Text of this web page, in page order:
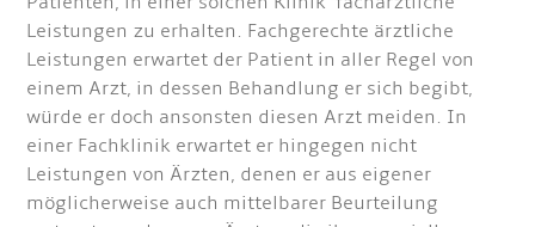
Leistungen zu erhalten. Fachgerechte ärztliche
Leistungen erwartet der Patient in aller Regel von
einem Arzt, in dessen Behandlung er sich begibt,
würde er doch ansonsten diesen Arzt meiden. In
einer Fachklinik erwartet er hingegen nicht
Leistungen von Ärzten, denen er aus eigener
möglicherweise auch mittelbarer Beurteilung